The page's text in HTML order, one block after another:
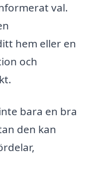
val.
hem eller en
och
bara en bra
den kan